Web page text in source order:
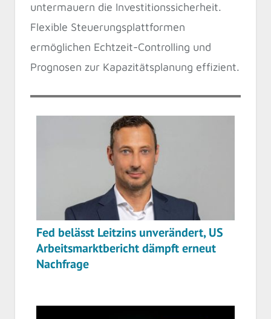
untermauern die Investitionssicherheit.
Flexible Steuerungsplattformen
ermöglichen Echtzeit-Controlling und
Prognosen zur Kapazitätsplanung effizient.
Fed belässt Leitzins unverändert, US
Arbeitsmarktbericht dämpft erneut
Nachfrage